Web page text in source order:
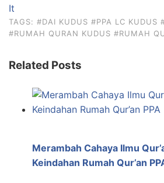
It
TAGS: #DAI KUDUS #PPA LC KUDUS
#RUMAH QURAN KUDUS #RUMAH
Related Posts
Merambah Cahaya Ilmu
Keindahan Rumah Qur’an